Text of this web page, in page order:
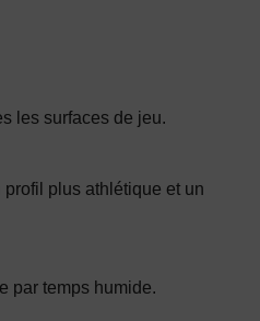
les surfaces de jeu.
profil plus athlétique et un
par temps humide.